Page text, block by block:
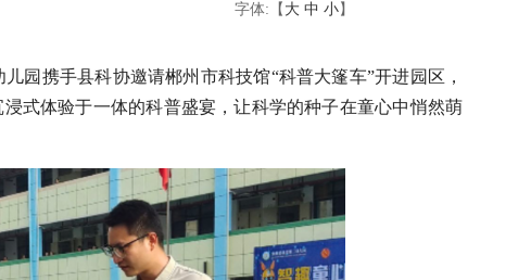
字体:【 大 中 小】
园携手县科协邀请郴州市科技馆“科普大篷车”开进园区，
式体验于一体的科普盛宴，让科学的种子在童心中悄然萌